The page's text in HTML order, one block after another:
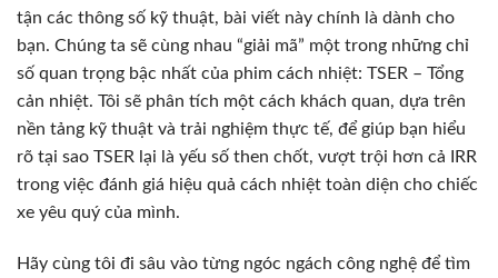
tận các thông số kỹ thuật, bài viết này chính là dành cho
bạn. Chúng ta sẽ cùng nhau “giải mã” một trong những chỉ
số quan trọng bậc nhất của phim cách nhiệt: TSER – Tổng
cản nhiệt. Tôi sẽ phân tích một cách khách quan, dựa trên
nền tảng kỹ thuật và trải nghiệm thực tế, để giúp bạn hiểu
rõ tại sao TSER lại là yếu số then chốt, vượt trội hơn cả IRR
trong việc đánh giá hiệu quả cách nhiệt toàn diện cho chiếc
xe yêu quý của mình.
Hãy cùng tôi đi sâu vào từng ngóc ngách công nghệ để tìm